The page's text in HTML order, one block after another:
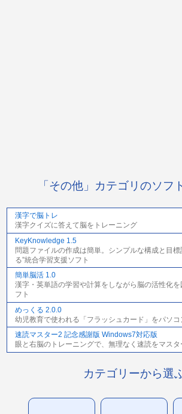
「その他」カテゴリのソフ
漢字で脳トレ
漢字クイズに答えて脳をトレーニング
KeyKnowledge 1.5
問題ファイルの作成は簡単。シンプルな構成と目標
る”統合学習支援ソフト
簡単脳活 1.0
漢字・英単語の学習や計算をしながら脳の活性化
フト
めっくる 2.0.0
幼児教育で使われる「フラッシュカード」をパソコ
速読マスター2 記念感謝版 Windows7対応版
眼と右脳のトレーニングで、無理なく速読をマスタ
カテゴリーから選